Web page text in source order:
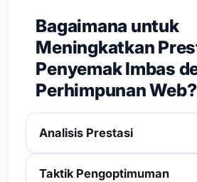
Bagaimana untuk
Meningkatkan
Penyemak Imbas
Perhimpunan Web?
Analisis Prestasi
Taktik Pengoptimuman